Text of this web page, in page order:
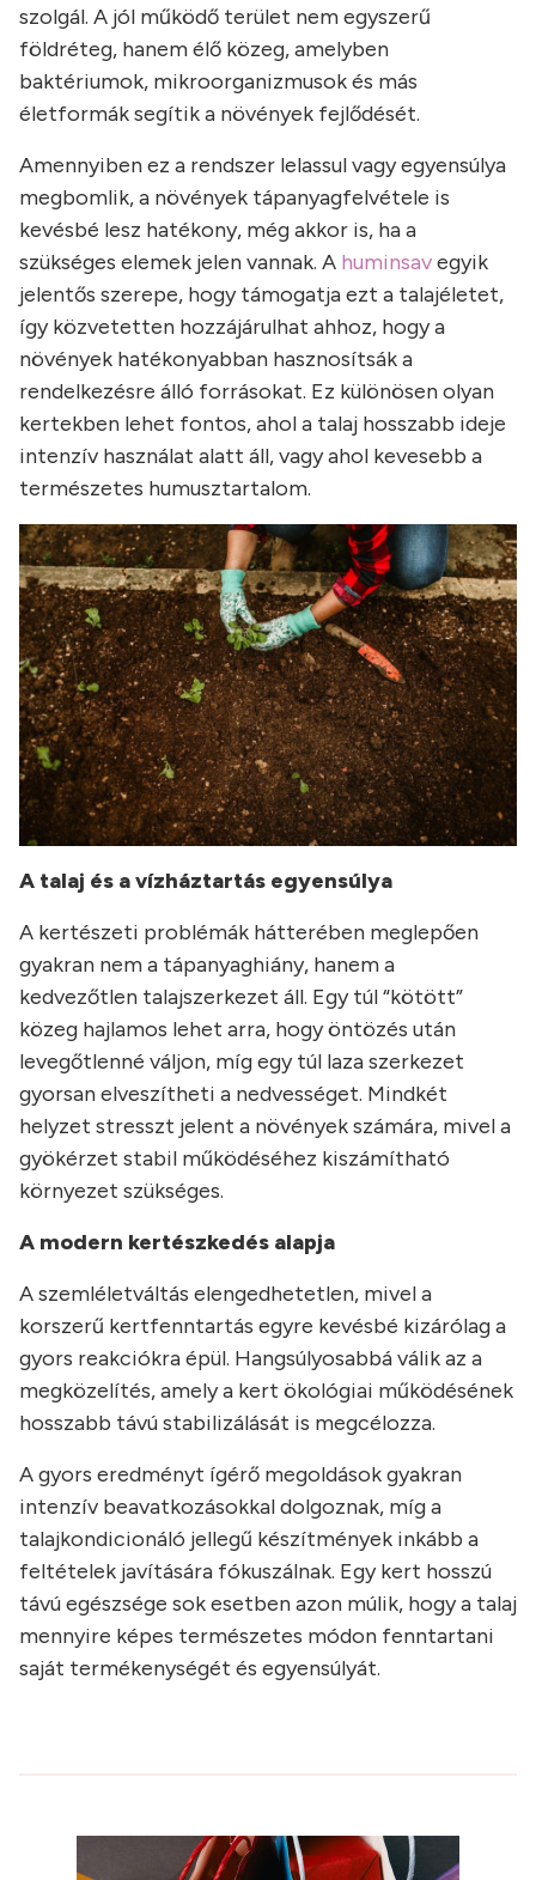
szolgál. A jól működő terület nem egyszerű
földréteg, hanem élő közeg, amelyben
baktériumok, mikroorganizmusok és más
életformák segítik a növények fejlődését.
Amennyiben ez a rendszer lelassul vagy egyensúlya
megbomlik, a növények tápanyagfelvétele is
kevésbé lesz hatékony, még akkor is, ha a
szükséges elemek jelen vannak. A huminsavegyik
jelentős szerepe, hogy támogatja ezt a talajéletet,
így közvetetten hozzájárulhat ahhoz, hogy a
növények hatékonyabban hasznosítsák a
rendelkezésre álló forrásokat. Ez különösen olyan
kertekben lehet fontos, ahol a talaj hosszabb ideje
intenzív használat alatt áll, vagy ahol kevesebb a
természetes humusztartalom.
A talaj és a vízháztartás egyensúlya
A kertészeti problémák hátterében meglepően
gyakran nem a tápanyaghiány, hanem a
kedvezőtlen talajszerkezet áll. Egy túl “kötött”
közeg hajlamos lehet arra, hogy öntözés után
levegőtlenné váljon, míg egy túl laza szerkezet
gyorsan elveszítheti a nedvességet. Mindkét
helyzet stresszt jelent a növények számára, mivel a
gyökérzet stabil működéséhez kiszámítható
környezet szükséges.
A modern kertészkedés alapja
A szemléletváltás elengedhetetlen, mivel a
korszerű kertfenntartás egyre kevésbé kizárólag a
gyors reakciókra épül. Hangsúlyosabbá válik az a
megközelítés, amely a kert ökológiai működésének
hosszabb távú stabilizálását is megcélozza.
A gyors eredményt ígérő megoldások gyakran
intenzív beavatkozásokkal dolgoznak, míg a
talajkondicionáló jellegű készítmények inkább a
feltételek javítására fókuszálnak. Egy kert hosszú
távú egészsége sok esetben azon múlik, hogy a talaj
mennyire képes természetes módon fenntartani
saját termékenységét és egyensúlyát.